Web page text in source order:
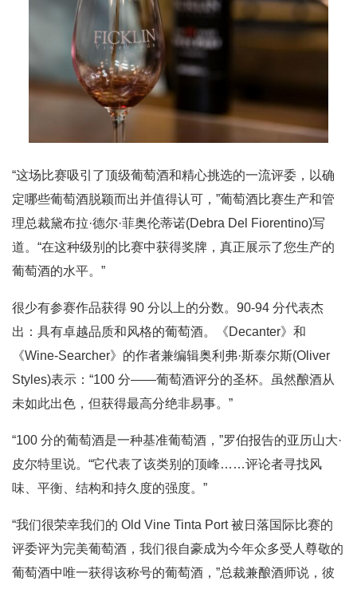
“这场比赛吸引了顶级葡萄酒和精心挑选的一流评委，以确
定哪些葡萄酒脱颖而出并值得认可，”葡萄酒比赛生产和管
理总裁黛布拉·德尔·菲奥伦蒂诺(Debra Del Fiorentino)写
道。“在这种级别的比赛中获得奖牌，真正展示了您生产的
葡萄酒的水平。”
很少有参赛作品获得 90 分以上的分数。90-94 分代表杰
出：具有卓越品质和风格的葡萄酒。《Decanter》和
《Wine-Searcher》的作者兼编辑奥利弗·斯泰尔斯(Oliver
Styles)表示：“100 分——葡萄酒评分的圣杯。虽然酿酒从
未如此出色，但获得最高分绝非易事。”
“100 分的葡萄酒是一种基准葡萄酒，”罗伯报告的亚历山大·
皮尔特里说。“它代表了该类别的顶峰……评论者寻找风
味、平衡、结构和持久度的强度。”
“我们很荣幸我们的 Old Vine Tinta Port 被日落国际比赛的
评委评为完美葡萄酒，我们很自豪成为今年众多受人尊敬的
葡萄酒中唯一获得该称号的葡萄酒，”总裁兼酿酒师说，彼